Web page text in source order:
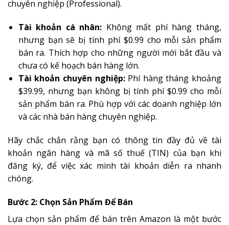
chuyên nghiệp (Professional).
Tài khoản cá nhân: Không mất phí hàng tháng,
nhưng bạn sẽ bị tính phí $0.99 cho mỗi sản phẩm
bán ra. Thích hợp cho những người mới bắt đầu và
chưa có kế hoạch bán hàng lớn.
Tài khoản chuyên nghiệp:Phí hàng tháng khoảng
$39.99, nhưng bạn không bị tính phí $0.99 cho mỗi
sản phẩm bán ra. Phù hợp với các doanh nghiệp lớn
và các nhà bán hàng chuyên nghiệp.
Hãy chắc chắn rằng bạn có thông tin đầy đủ về tài
khoản ngân hàng và mã số thuế (TIN) của bạn khi
đăng ký, để việc xác minh tài khoản diễn ra nhanh
chóng.
Bước 2: Chọn Sản Phẩm Để Bán
Lựa chọn sản phẩm để bán trên Amazon là một bước